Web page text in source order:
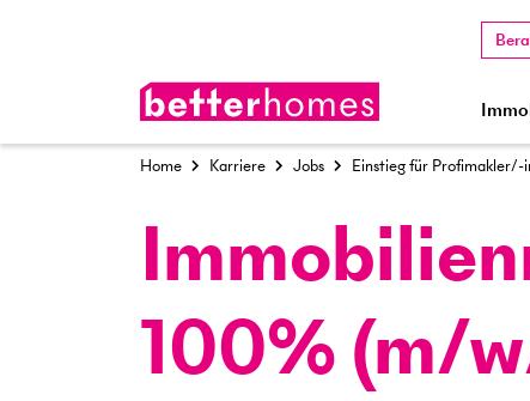
Home Karriere Jobs Einstieg für Profimakler/-
100% (m/